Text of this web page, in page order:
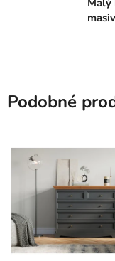
Podobné